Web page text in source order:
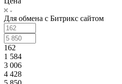
Для обмена с Битрикс сайтом
162
1 584
3 006
4 428